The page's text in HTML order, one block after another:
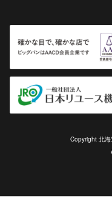
Copyright 北